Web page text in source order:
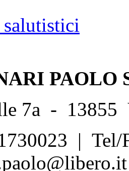
PAOLO
7a -
|